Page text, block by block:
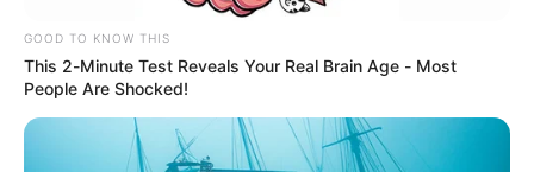
Según indicaron las autoridades el pasado 7 de mayo, el
GOOD TO KNOW THIS
This 2-Minute Test Reveals Your Real Brain Age - Most
People Are Shocked!